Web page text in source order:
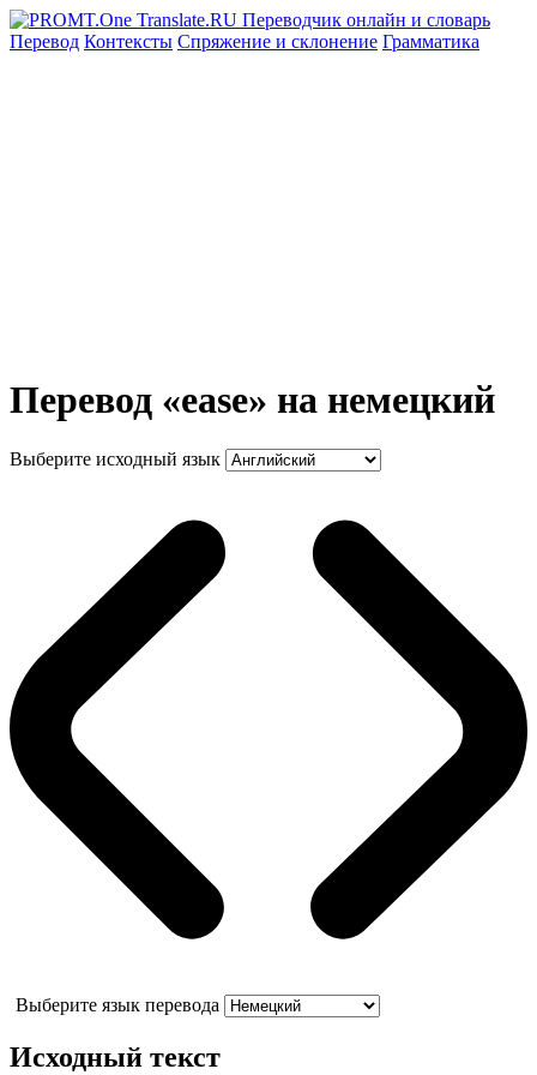
Перевод Контексты Спряжение и склонение Грамматика
Перевод «ease» на немецкий
Выберите исходный язык
Выберите язык перевода
Исходный текст